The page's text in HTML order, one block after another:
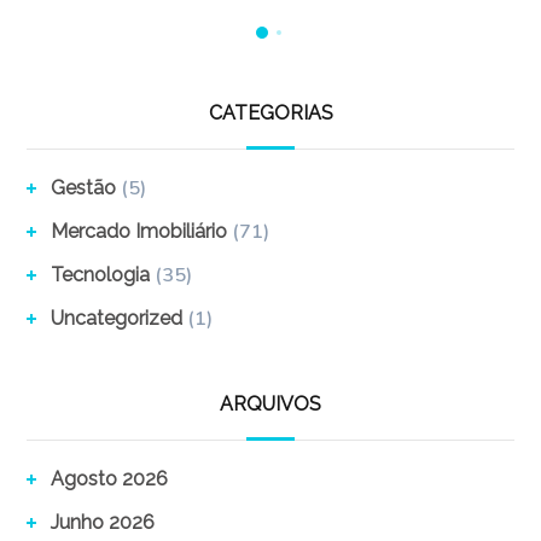
CATEGORIAS
Gestão (5)
Mercado Imobiliário (71)
Tecnologia (35)
Uncategorized (1)
ARQUIVOS
Agosto 2026
Junho 2026